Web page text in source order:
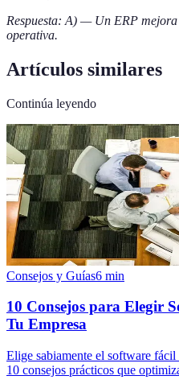
Respuesta: A) — Un ERP
operativa.
Artículos similares
Continúa leyendo
Consejos y Guías6 min
10 Consejos para Elegir
Tu Empresa
Elige sabiamente el software fácil
10 consejos prácticos que